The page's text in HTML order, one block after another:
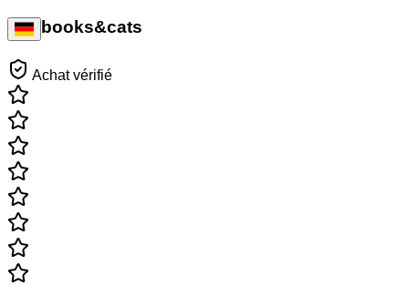
books&cats
Achat vérifié